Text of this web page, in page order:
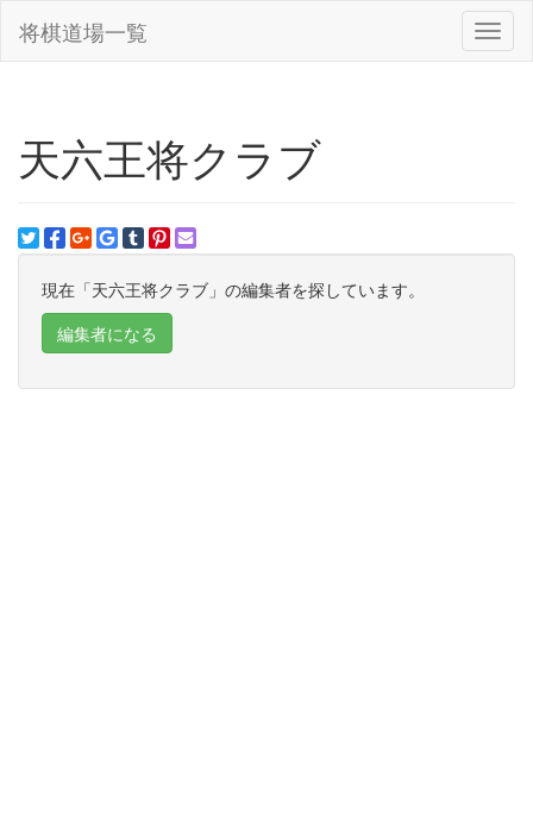
将棋道場一覧
天六王将クラブ
現在「天六王将クラブ」の編集者を探しています。
編集者になる